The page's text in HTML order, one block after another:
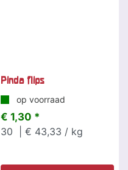
Pinda flips
op voorraad
€ 1,30 *
30
| € 43,33 / kg